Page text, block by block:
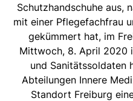
Schutzhandschuhe aus,
mit einer Pflegefachfrau
gekümmert hat, im
Mittwoch, 8. April 2020
und Sanitätssoldaten
Abteilungen Innere
Standort Freiburg